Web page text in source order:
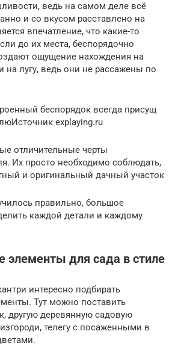
ведь на самом деле всё
и со вкусом расставлено на
впечатление, что какие-то
до их места, беспорядочно
ощущение нахождения на
на лугу, ведь они не рассажены по
беспорядок всегда присущ
explaying.ru
отличительные черты
Их просто необходимо соблюдать,
и оригинальный дачный участок
правильно, большое
каждой детали и каждому
элементы для сада в стиле
интересно подбирать
Тут можно поставить
другую деревянную садовую
телегу с посаженными в